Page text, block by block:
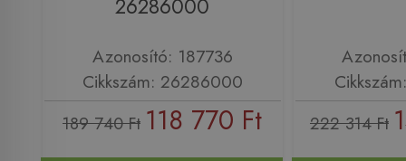
26286000
Azonosító: 187736
Cikkszám: 26286000
189 740 Ft 118 770 Ft 222 314 Ft